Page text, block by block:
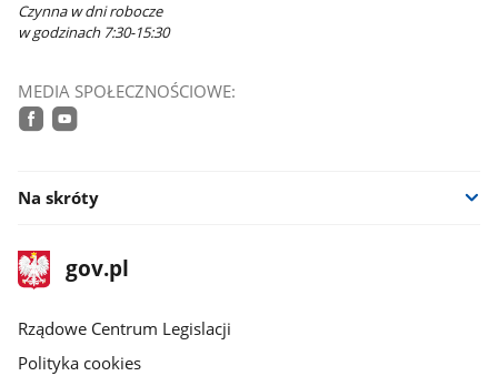
Czynna w dni robocze
w godzinach 7:30-15:30
MEDIA SPOŁECZNOŚCIOWE:
Na skróty
stopka
gov.plStrona
gov.pl
Rządowe Centrum Legislacji
Polityka cookies